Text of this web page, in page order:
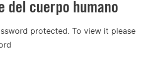
del cuerpo humano
protected. To view it please